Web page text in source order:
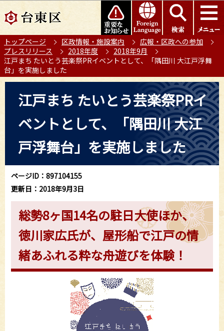
の
ー
ジ
の
先
このページの本文へ移動
トップページ 区政情報・施設案内
広報・区政への参加
プレスリリース
2018年度
2018年9月
江戸まち たいとう芸楽祭PRイベントとして、「隅田川 大江戸浮舞
台」を実施しました
江戸まち たいとう芸楽祭PRイ
ベントとして、「隅田川 大江
戸浮舞台」を実施しました
ページID：897104155
更新日：2018年9月3日
総勢8ヶ国14名の駐日大使ほか、
徳川家広氏が、屋形船で江戸の情
緒あふれる粋な舟遊びを体験！